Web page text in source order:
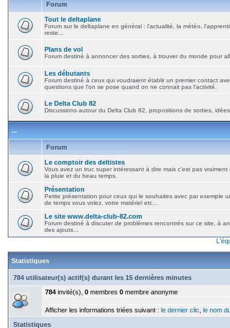
Forum
Tout le deltaplane
Forum sur le deltaplane en général : l'actualité, la météo,
reste...
Plans de vol
Forum destiné à annoncer des sorties, à trouver du monde pour
Les débutants
Forum destiné à ceux qui voudraient établir un premier contact
questions que l'on se pose quand on ne connait pas l'activité.
Le Delta Club 82
Discussions autour du Delta Club 82, propositions de sorties,
...
Forum
Le comptoir des deltistes
Vous avez un truc super intéressant à dire mais c'est pas
la pluie et du beau temps.
Présentation
Petite présentation pour ceux qui le souhaites avec par exemple
de temps vous volez, votre matériel etc...
Le site www.delta-club-82.com
Forum destiné à discuter de problèmes rencontrés sur ce site, à
des ajouts...
Statistiques
784 utilisateur(s) actif(s) durant les 15 dernières minutes
784 invité(s), 0 membres 0 membre anonyme
Afficher les informations triées suivant : le dernier clic le nom
Statistiques